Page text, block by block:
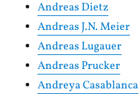
Andreas Dietz
Andreas J.N. Meier
Andreas Lugauer
Andreas Prucker
Andreya Casablanca